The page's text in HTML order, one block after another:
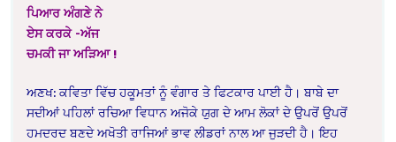
ਪਿਆਰ ਅੰਗਣੇ ਨੇ
ਏਸ ਕਰਕੇ -ਅੱਜ
ਚਮਕੀ ਜਾ ਅੜਿਆ !
ਅਣਖ: ਕਵਿਤਾ ਵਿੱਚ ਹਕੂਮਤਾਂ ਨੂੰ ਵੰਗਾਰ ਤੇ ਫਿਟਕਾਰ ਪਾਈ ਹੈ। ਬਾਬੇ ਦਾ
ਸਦੀਆਂ ਪਹਿਲਾਂ ਰਚਿਆ ਵਿਧਾਨ ਅਜੋਕੇ ਯੁਗ ਦੇ ਆਮ ਲੋਕਾਂ ਦੇ ਉਪਰੋਂ ਉਪਰੋਂ
ਹਮਦਰਦ ਬਣਦੇ ਅਖੋਤੀ ਰਾਜਿਆਂ ਭਾਵ ਲੀਡਰਾਂ ਨਾਲ ਆ ਜੁੜਦੀ ਹੈ। ਇਹ